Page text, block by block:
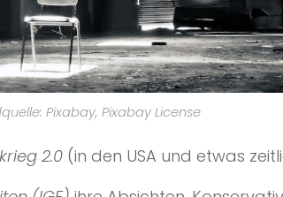
Pixabay, Pixabay License
2.0 (in den USA und etwas